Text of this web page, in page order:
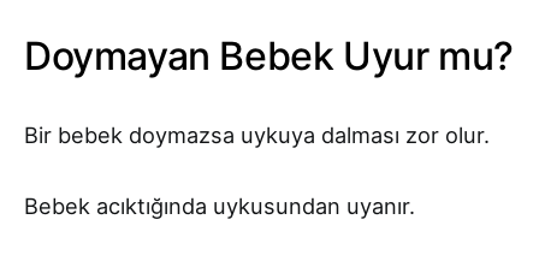
Doymayan Bebek Uyur mu?
Bir bebek doymazsa uykuya dalması zor olur.
Bebek acıktığında uykusundan uyanır.